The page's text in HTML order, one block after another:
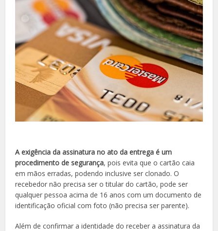
A exigência da assinatura no ato da entrega é um
procedimento de segurança, pois evita que o cartão caia
em mãos erradas, podendo inclusive ser clonado. O
recebedor não precisa ser o titular do cartão, pode ser
qualquer pessoa acima de 16 anos com um documento de
identificação oficial com foto (não precisa ser parente).
Além de confirmar a identidade do receber a assinatura da